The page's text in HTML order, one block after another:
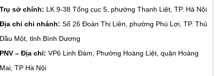
Trụ sở chính: LK 9-38 Tổng cục 5, phường Thanh Liệt, TP. Hà Nội
Địa chỉ chi nhánh: Số 26 Đoàn Thị Liên, phường Phú Lợi, TP. Thủ
Dầu Một, tỉnh Bình Dương
PNV – Địa chỉ: VP6 Linh Đàm, Phường Hoàng Liệt, quận Hoàng
Mai, TP Hà Nội